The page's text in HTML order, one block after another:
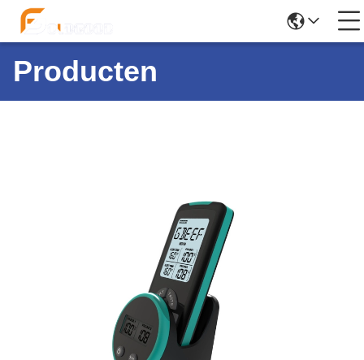
Producten